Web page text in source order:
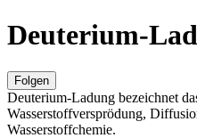
Deuterium-
Folgen
Deuterium-Ladung bezeichnet
Wasserstoffversprödung,
Wasserstoffchemie.